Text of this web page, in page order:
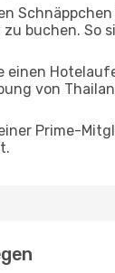
buchen. So
einen
von
Prime-